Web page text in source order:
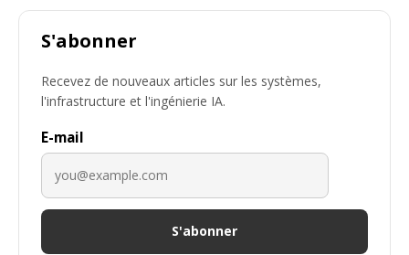
S'abonner
Recevez de nouveaux articles sur les systèmes,
l'infrastructure et l'ingénierie IA.
E-mail
S'abonner